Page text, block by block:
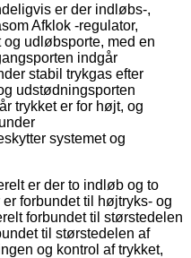
er der indløbs-,
Afklok -regulator,
udløbsporte, med en
indgår
stabil trykgas efter
udstødningsporten
trykket er for højt, og
systemet og
er der to indløb og to
forbundet til højtryks- og
forbundet til størstedelen
til størstedelen af
og kontrol af trykket,